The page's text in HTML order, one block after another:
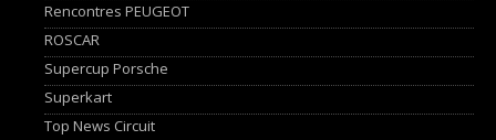
Rencontres PEUGEOT
ROSCAR
Supercup Porsche
Superkart
Top News Circuit